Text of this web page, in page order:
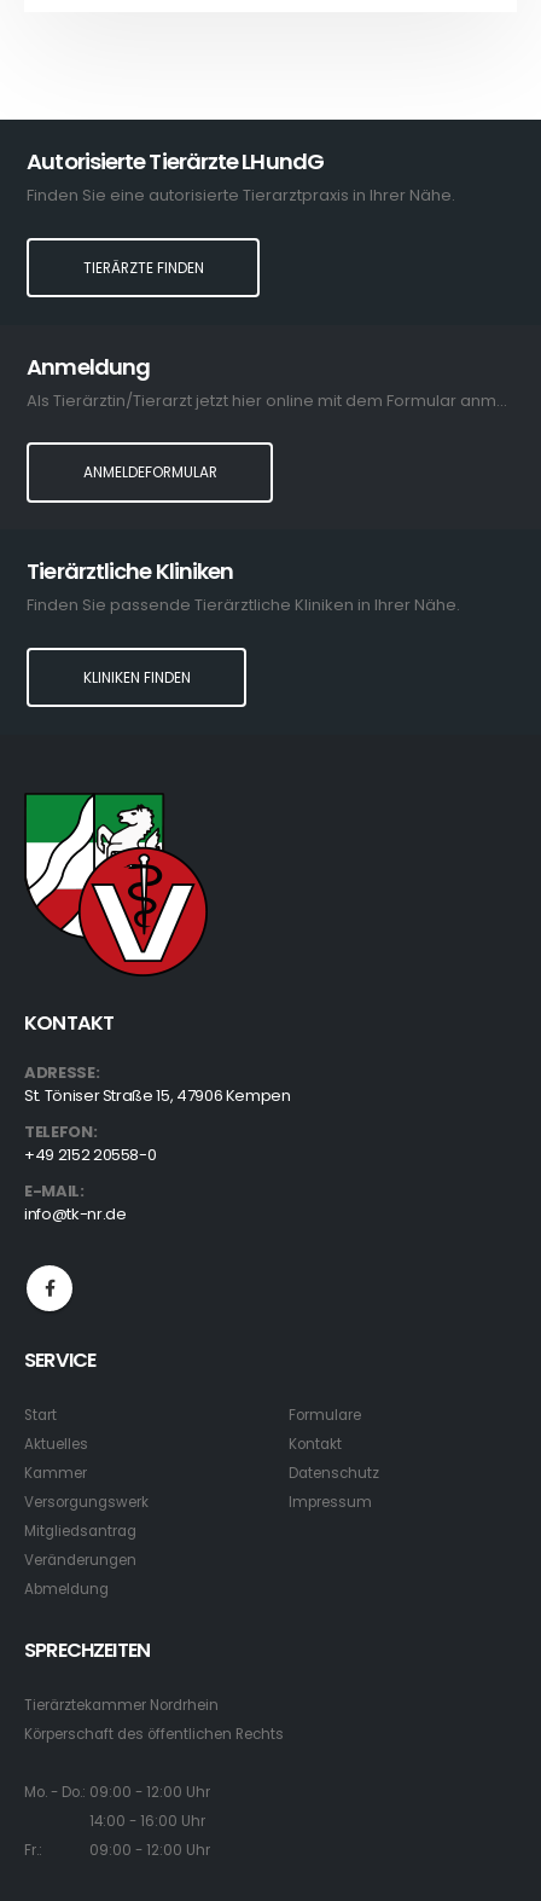
Autorisierte Tierärzte LHundG
Finden Sie eine autorisierte Tierarztpraxis in Ihrer Nähe.
TIERÄRZTE FINDEN
Anmeldung
Als Tierärztin/Tierarzt jetzt hier online mit dem Formular anmelden.
ANMELDEFORMULAR
Tierärztliche Kliniken
Finden Sie passende Tierärztliche Kliniken in Ihrer Nähe.
KLINIKEN FINDEN
KONTAKT
ADRESSE:
St. Töniser Straße 15, 47906 Kempen
TELEFON:
+49 2152 20558-0
E-MAIL:
info@tk-nr.de
SERVICE
Start
Aktuelles
Kammer
Versorgungswerk
Mitgliedsantrag
Veränderungen
Abmeldung
Formulare
Kontakt
Datenschutz
Impressum
SPRECHZEITEN
Tierärztekammer Nordrhein
Körperschaft des öffentlichen Rechts
Mo. - Do.: 09:00 - 12:00 Uhr
14:00 - 16:00 Uhr
Fr.: 09:00 - 12:00 Uhr